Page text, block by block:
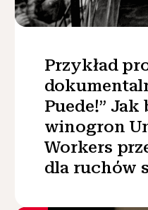
Przykład
Puede!”
winogron
Workers
dla ruchów